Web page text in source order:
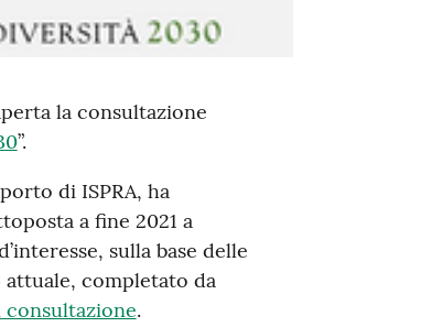
la consultazione
”.
di ISPRA, ha
a fine 2021 a
sulla base delle
completato da
.